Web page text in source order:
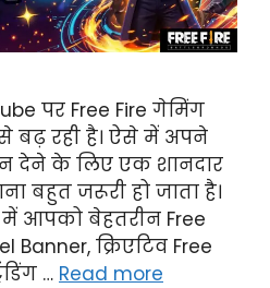
पर Free Fire गेमिंग
बढ़ रही है। ऐसे में अपने
देने के लिए एक शानदार
बहुत जरूरी हो जाता है।
आपको बेहतरीन Free
Banner, क्रिएटिव Free
… Read more